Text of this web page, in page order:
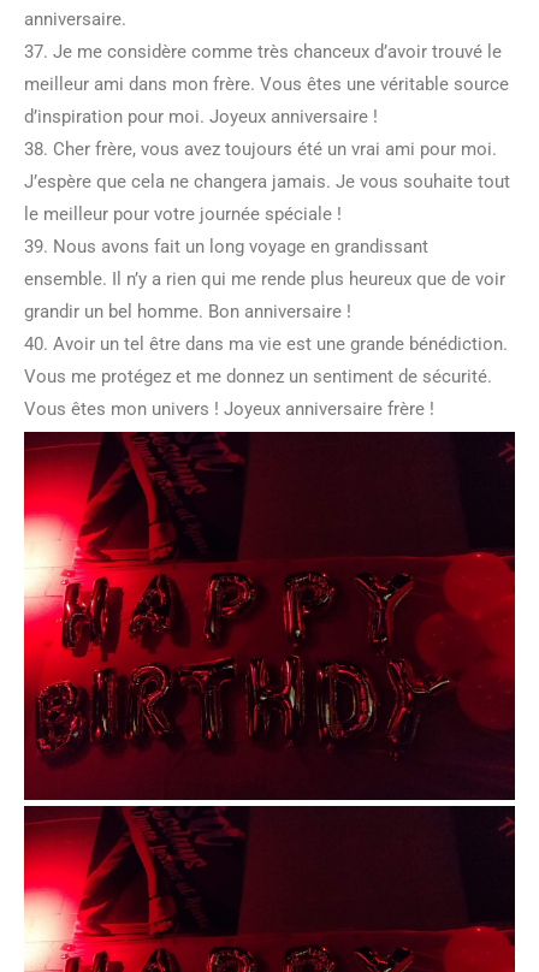
anniversaire.
37. Je me considère comme très chanceux d’avoir trouvé le
meilleur ami dans mon frère. Vous êtes une véritable source
d’inspiration pour moi. Joyeux anniversaire !
38. Cher frère, vous avez toujours été un vrai ami pour moi.
J’espère que cela ne changera jamais. Je vous souhaite tout
le meilleur pour votre journée spéciale !
39. Nous avons fait un long voyage en grandissant
ensemble. Il n’y a rien qui me rende plus heureux que de voir
grandir un bel homme. Bon anniversaire !
40. Avoir un tel être dans ma vie est une grande bénédiction.
Vous me protégez et me donnez un sentiment de sécurité.
Vous êtes mon univers ! Joyeux anniversaire frère !